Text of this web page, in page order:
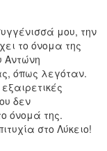
μου, την
το όνομα της
Αντώνη
όπως λεγόταν.
δεν
όνομά της.
στο Λύκειο!